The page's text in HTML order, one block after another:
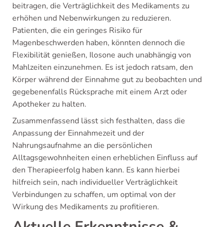
beitragen, die Verträglichkeit des Medikaments zu
erhöhen und Nebenwirkungen zu reduzieren.
Patienten, die ein geringes Risiko für
Magenbeschwerden haben, könnten dennoch die
Flexibilität genießen, Ilosone auch unabhängig von
Mahlzeiten einzunehmen. Es ist jedoch ratsam, den
Körper während der Einnahme gut zu beobachten und
gegebenenfalls Rücksprache mit einem Arzt oder
Apotheker zu halten.
Zusammenfassend lässt sich festhalten, dass die
Anpassung der Einnahmezeit und der
Nahrungsaufnahme an die persönlichen
Alltagsgewohnheiten einen erheblichen Einfluss auf
den Therapieerfolg haben kann. Es kann hierbei
hilfreich sein, nach individueller Verträglichkeit
Verbindungen zu schaffen, um optimal von der
Wirkung des Medikaments zu profitieren.